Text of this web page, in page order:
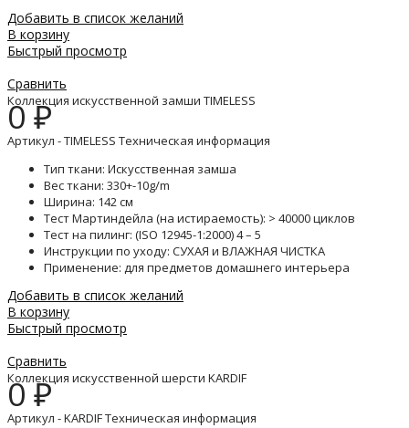
Добавить в список желаний
В корзину
Быстрый просмотр
Сравнить
Коллекция искусственной замши TIMELESS
0₽
Артикул - TIMELESS Техническая информация
Тип ткани: Искусственная замша
Вес ткани: 330+-10g/m
Ширина: 142 см
Тест Мартиндейла (на истираемость): > 40000 циклов
Тест на пилинг: (ISO 12945-1:2000) 4 – 5
Инструкции по уходу: СУХАЯ и ВЛАЖНАЯ ЧИСТКА
Применение: для предметов домашнего интерьера
Добавить в список желаний
В корзину
Быстрый просмотр
Сравнить
Коллекция искусственной шерсти KARDIF
0₽
Артикул - KARDIF Техническая информация